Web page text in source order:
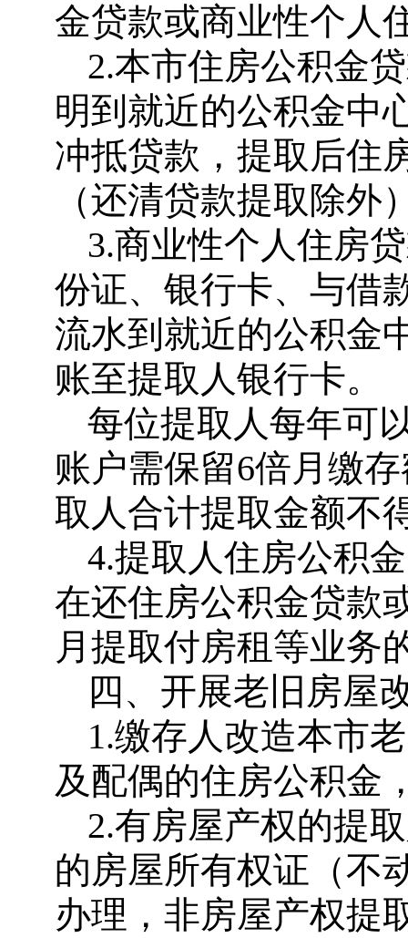
金贷款或商业性个人
2.本市住房公积金
明到就近的公积金中
冲抵贷款，提取后住
（还清贷款提取除外
3.商业性个人住房
份证、银行卡、与借
流水到就近的公积金
账至提取人银行卡。
每位提取人每年可
账户需保留6倍月缴
取人合计提取金额不
4.提取人住房公积
在还住房公积金贷款
月提取付房租等业务
四、开展老旧房屋
1.缴存人改造本市
及配偶的住房公积金
2.有房屋产权的提
的房屋所有权证（不
办理，非房屋产权提